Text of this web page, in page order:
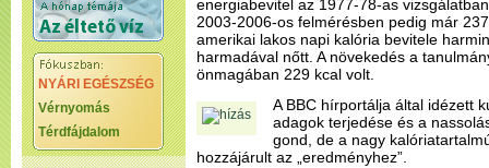
NYÁRI EGÉSZSÉG
Vérnyomás
Térdfájdalom
energiabevitel az 1977-78-as
2003-2006-os felmérésben pedig már
amerikai lakos napi kalória bevitele
harmadával nőtt. A növekedés a
önmagában 229 kcal volt.
A BBC hírportálja által idézett
adagok terjedése és a
gond, de a nagy
hozzájárult az „eredményhez”.